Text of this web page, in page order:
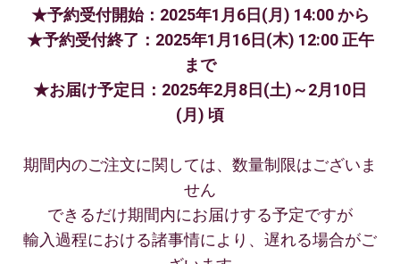
★予約受付開始：2025年1月6日(月) 14:00 から
★予約受付終了：2025年1月16日(木) 12:00 正午
まで
★お届け予定日：2025年2月8日(土)～2月10日
(月) 頃
期間内のご注文に関しては、数量制限はございま
せん
できるだけ期間内にお届けする予定ですが
輸入過程における諸事情により、遅れる場合がご